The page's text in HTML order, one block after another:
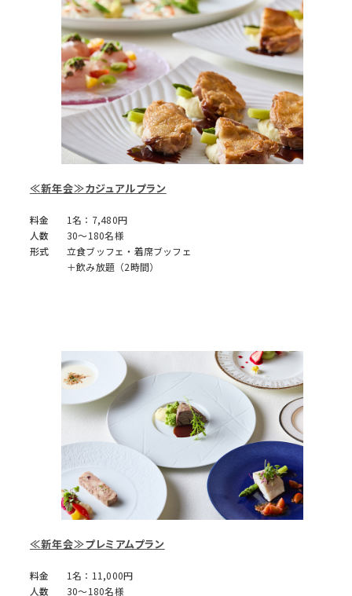
≪新年会≫カジュアルプラン
料金
1名：7,480円
人数
30～180名様
形式
立食ブッフェ・着席ブッフェ
＋飲み放題（2時間）
≪新年会≫プレミアムプラン
料金
1名：11,000円
人数
30～180名様